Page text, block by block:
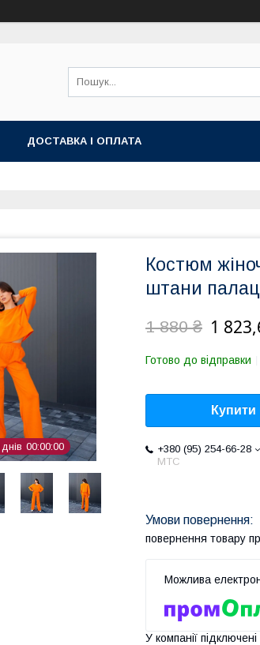
ДОСТАВКА І ОПЛАТА
днів 00 00 00
Костюм
штани
1 880 ₴ 1
Готово до відправки
Купити
+380 (95) 254-66-28
МТС
повернення товару
У компанії